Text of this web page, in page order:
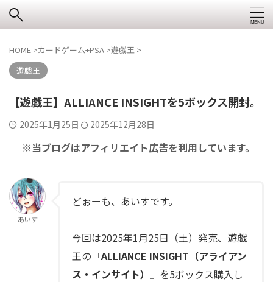
HOME >カードゲーム+PSA >遊戯王 >
遊戯王
【遊戯王】ALLIANCE INSIGHTを5ボックス開封。
2025年1月25日 2025年12月28日
※当ブログはアフィリエイト広告を利用しています。
あいす
どぉーも、あいすです。
今回は2025年1月25日（土）発売、遊戯
王の『ALLIANCE INSIGHT（アライアン
ス・インサイト） 』を5ボックス購入し